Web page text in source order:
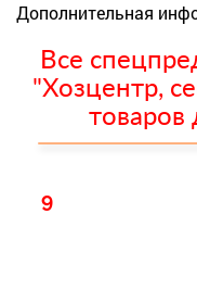
Дополнительная
Все
"Хозцентр,
товаров
9